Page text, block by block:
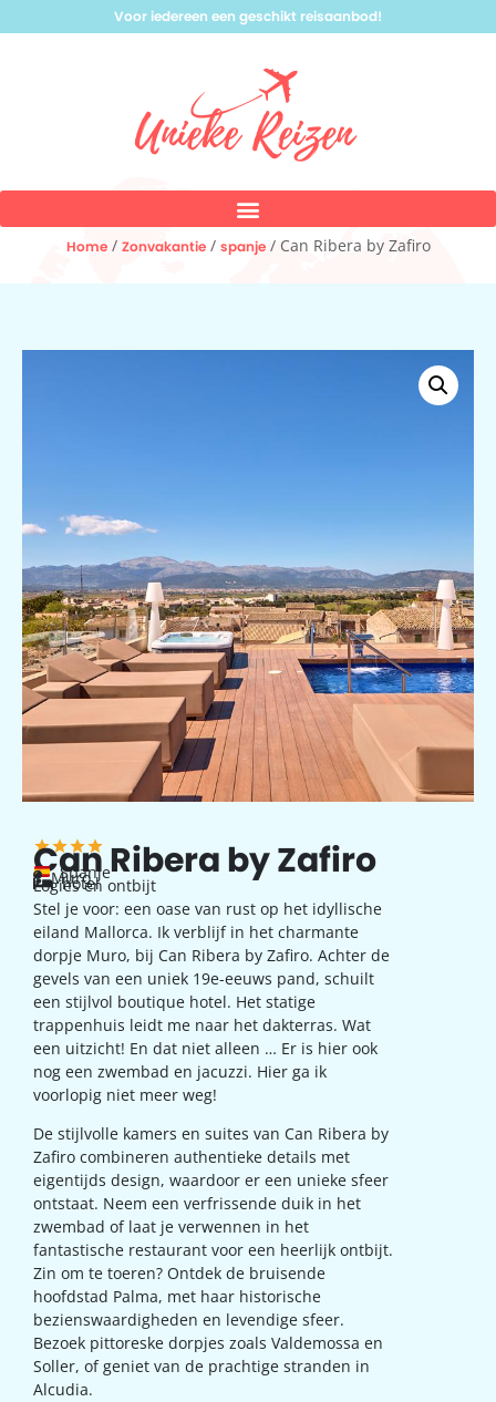
Voor iedereen een geschikt reisaanbod!
Home/ Zonvakantie/ spanje/ Can Ribera by Zafiro
Can Ribera by Zafiro
Spanje
Muro
hotel
Logies en ontbijt
Stel je voor: een oase van rust op het idyllische
eiland Mallorca. Ik verblijf in het charmante
dorpje Muro, bij Can Ribera by Zafiro. Achter de
gevels van een uniek 19e-eeuws pand, schuilt
een stijlvol boutique hotel. Het statige
trappenhuis leidt me naar het dakterras. Wat
een uitzicht! En dat niet alleen … Er is hier ook
nog een zwembad en jacuzzi. Hier ga ik
voorlopig niet meer weg!
De stijlvolle kamers en suites van Can Ribera by
Zafiro combineren authentieke details met
eigentijds design, waardoor er een unieke sfeer
ontstaat. Neem een verfrissende duik in het
zwembad of laat je verwennen in het
fantastische restaurant voor een heerlijk ontbijt.
Zin om te toeren? Ontdek de bruisende
hoofdstad Palma, met haar historische
bezienswaardigheden en levendige sfeer.
Bezoek pittoreske dorpjes zoals Valdemossa en
Soller, of geniet van de prachtige stranden in
Alcudia.